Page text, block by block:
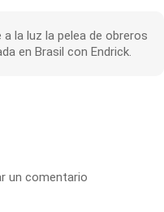
a la luz la pelea de obreros
en Brasil con Endrick.
un comentario